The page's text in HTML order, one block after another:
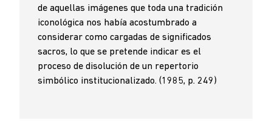
de aquellas imágenes que toda una tradición
iconológica nos había acostumbrado a
considerar como cargadas de significados
sacros, lo que se pretende indicar es el
proceso de disolución de un repertorio
simbólico institucionalizado. (1985, p. 249)